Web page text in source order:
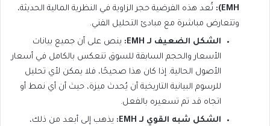
EMH):
تُعد هذه الفرضية حجر الزاوية في النظرية المالية الحديثة،
وتتعارض مباشرة مع مبادئ التحليل الفني.
الشكل الضعيف لـ EMH:
ينص على أن جميع بيانات
الأسعار والحجم السابقة للسوق تنعكس بالكامل في أسعار
الأصول الحالية. إذا كان هذا صحيحًا، فلا يمكن لأي تحليل
للرسوم البيانية التاريخية أن يُحدث ميزة، حيث أن أي نمط أو
اتجاه قد تم تسعيره بالفعل.
الشكل شبه القوي لـ EMH:
يذهب إلى أبعد من ذلك،